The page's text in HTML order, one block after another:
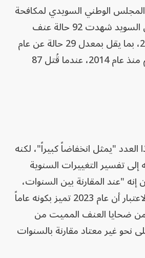
الوطني السويدي لمكافحة
الجريمة، الاثنين، أن السويد شهدت 92 حالة عنف
مميت في عام 2024، بما يقل بمعدل 29 حالة عن عام
2023، وهو أدنى رقم منذ عام 2014، عندما قُتل 87
"يمثل انخفاضاً كبيراً"، لكنه
تفسير التغييرات السنوية
إنه "عند المقارنة بين السنوات،
يجب أن يؤخذ في الاعتبار أن عام 2023 تميز بكونه عاماً
ضحايا العنف المميت من
نحو غير معتاد مقارنة بالسنوات